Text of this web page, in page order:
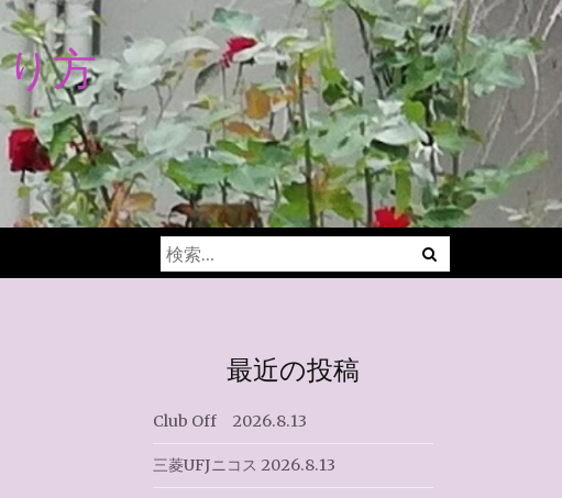
方
検
索:
最近の投稿
Club Off 2026.8.13
三菱UFJニコス 2026.8.13